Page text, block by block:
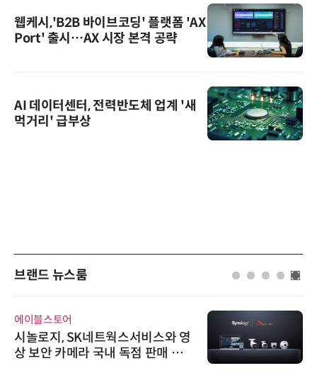
웹케시,'B2B 바이브코딩' 플랫폼 'AX
Port' 출시…AX 시장 본격 공략
AI 데이터센터, 전력반도체 업계 '새
먹거리' 급부상
브랜드 뉴스룸
에이블스토어
시놀로지, SK네트웍스서비스와 영
상 보안 카메라 국내 독점 판매 파